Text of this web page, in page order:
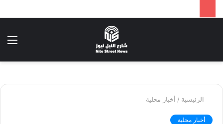
الرئيسية / أخبار محلية
أخبار محلية